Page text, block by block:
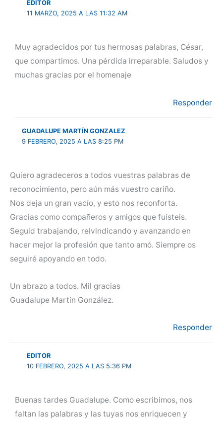
EDITOR
11 MARZO, 2025 A LAS 11:32 AM
Muy agradecidos por tus hermosas palabras, César,
que compartimos. Una pérdida irreparable. Saludos y
muchas gracias por el homenaje
Responder
GUADALUPE MARTÍN GONZALEZ
9 FEBRERO, 2025 A LAS 8:25 PM
Quiero agradeceros a todos vuestras palabras de
reconocimiento, pero aún más vuestro cariño.
Nos deja un gran vacío, y esto nos reconforta.
Gracias como compañeros y amigos que fuisteis.
Seguid trabajando, reivindicando y avanzando en
hacer mejor la profesión que tanto amó. Siempre os
seguiré apoyando en todo.
Un abrazo a todos. Mil gracias
Guadalupe Martín González.
Responder
EDITOR
10 FEBRERO, 2025 A LAS 5:36 PM
Buenas tardes Guadalupe. Como escribimos, nos
faltan las palabras y las tuyas nos enriquecen y